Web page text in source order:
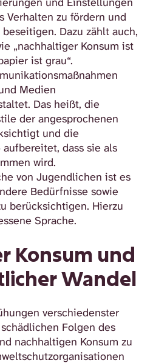
Verhalten zu fördern und
Dazu zählt auch,
„nachhaltiger Konsum ist
ist grau“.
Medien
Das heißt, die
der angesprochenen
und die
dass sie als
wird.
von Jugendlichen ist es
Bedürfnisse sowie
berücksichtigen. Hierzu
Sprache.
Konsum und
Wandel
verschiedenster
Folgen des
nachhaltigen Konsum zu